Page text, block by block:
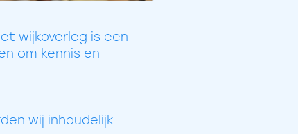
wijkoverleg is een
om kennis en
wij inhoudelijk